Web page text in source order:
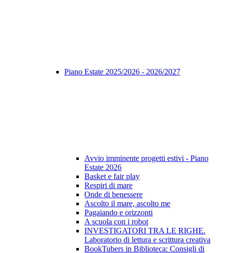
Piano Estate 2025/2026 - 2026/2027
Avvio imminente progetti estivi - Piano
Estate 2026
Basket e fair play
Respiri di mare
Onde di benessere
Ascolto il mare, ascolto me
Pagaiando e orizzonti
A scuola con i robot
INVESTIGATORI TRA LE RIGHE.
Laboratorio di lettura e scrittura creativa
BookTubers in Biblioteca: Consigli di